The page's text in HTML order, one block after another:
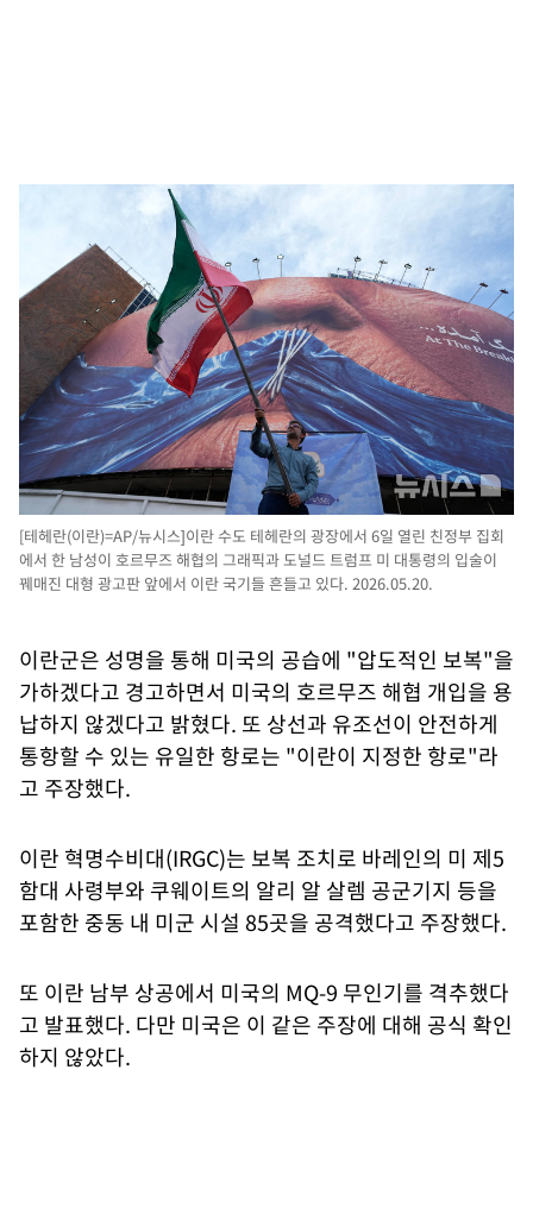
[테헤란(이란)=AP/뉴시스]이란 수도 테헤란의 광장에서 6일 열린 친정부 집회
에서 한 남성이 호르무즈 해협의 그래픽과 도널드 트럼프 미 대통령의 입술이
꿰매진 대형 광고판 앞에서 이란 국기들 흔들고 있다. 2026.05.20.
이란군은 성명을 통해 미국의 공습에 "압도적인 보복"을
가하겠다고 경고하면서 미국의 호르무즈 해협 개입을 용
납하지 않겠다고 밝혔다. 또 상선과 유조선이 안전하게
통항할 수 있는 유일한 항로는 "이란이 지정한 항로"라
고 주장했다.
이란 혁명수비대(IRGC)는 보복 조치로 바레인의 미 제5
함대 사령부와 쿠웨이트의 알리 알 살렘 공군기지 등을
포함한 중동 내 미군 시설 85곳을 공격했다고 주장했다.
또 이란 남부 상공에서 미국의 MQ-9 무인기를 격추했다
고 발표했다. 다만 미국은 이 같은 주장에 대해 공식 확인
하지 않았다.